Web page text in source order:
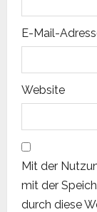
E-Mail-
Website
Mit der
mit der
durch diese